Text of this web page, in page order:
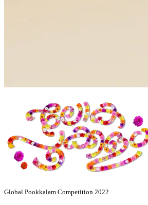
Global Pookkalam Competition 2022